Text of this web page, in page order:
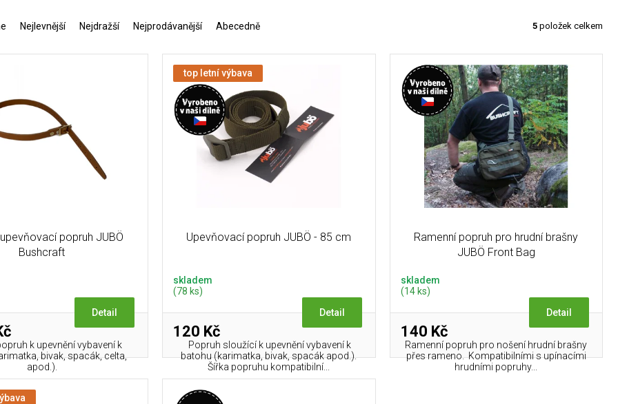
Nejlevnější Nejdražší Nejprodávanější Abecedně 5 položek celkem
popruh JUBÖ
Bushcraft
Detail
k upevnění vybavení k
bivak, spacák, celta,
apod.).
top letní výbava
Upevňovací popruh JUBÖ - 85 cm
skladem
(78 ks)
120 Kč
Detail
Popruh sloužící k upevnění vybavení k
batohu (karimatka, bivak, spacák apod.).
Šířka popruhu kompatibilní...
Ramenní popruh pro hrudní brašny
JUBÖ Front Bag
skladem
(14 ks)
140 Kč
Detail
Ramenní popruh pro nošení hrudní brašny
přes rameno. Kompatibilními s upínacími
hrudními popruhy...